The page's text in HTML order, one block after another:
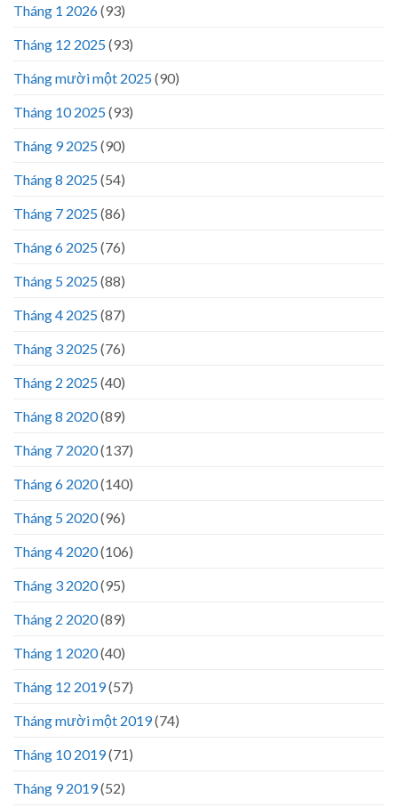
Tháng 1 2026(93)
Tháng 12 2025(93)
Tháng mười một 2025(90)
Tháng 10 2025(93)
Tháng 9 2025(90)
Tháng 8 2025(54)
Tháng 7 2025(86)
Tháng 6 2025(76)
Tháng 5 2025(88)
Tháng 4 2025(87)
Tháng 3 2025(76)
Tháng 2 2025(40)
Tháng 8 2020(89)
Tháng 7 2020(137)
Tháng 6 2020(140)
Tháng 5 2020(96)
Tháng 4 2020(106)
Tháng 3 2020(95)
Tháng 2 2020(89)
Tháng 1 2020(40)
Tháng 12 2019(57)
Tháng mười một 2019(74)
Tháng 10 2019(71)
Tháng 9 2019(52)